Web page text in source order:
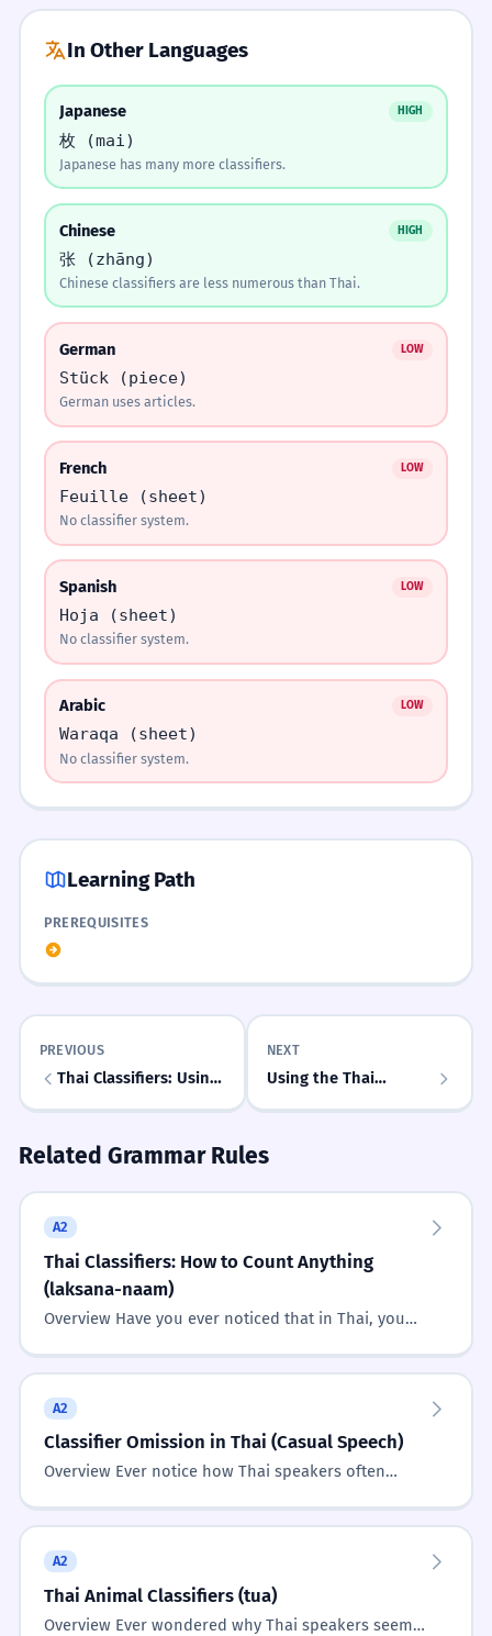
He has many important documents.
I left the big bag at the shop.
1
ใบประกาศนียบัตรใบนี้มีความหมาย
มาก
2 กรุณาใส่ของในถุงใบเล็ก
Please put items in the small bag.
เขามีบัตรสมาชิกหลายใบ
He has many membership cards.
4 จานใบนี้แตกแล้ว
This plate is broken.
1
การสะสมแสตมป์ใบหายากเป็นงาน
อดิเรกของเขา
Collecting rare stamps is his hobby.
2 ใบเสร็จใบนี้ไม่ถูกต้อง
This receipt is incorrect.
3 เธอถือใบปลิวใบใหญ่ไว้ในมือ
She held a large flyer in her hand.
1 ใบอนุญาตใบนี้มีอายุการใช้งานหนึ่งปี
This permit is valid for one year.
He sent a new invoice.
3
Each leaf has a different shape.
4 ใบรับรองใบนี้ออกโดยรัฐบาล
This certificate is issued by the government.
Easily Confused
Both are common classifiers.
Visual Association
Imagine a giant leaf (ใบไม้) that turns into a
plate, then a bag. They all share the same 'flat'
soul.
Rhyme
Flat or round, thin or wide, use 'ใบ' by your
A chef holds a plate (จานใบหนึ่ง). He puts a leaf
bag (ถุงใบใหญ่). Everything uses 'ใบ'!
WORD WEB
Challenge
Find 5 flat objects in your room and say their
names with 'ใบ'.
Cultural Notes
Did You Know?
Conversation Starters
Journal Prompts
List 5 things in your bag using 'ใบ'.
ใบ ตัว คน
FAQ
Can I use 'ใบ' for everything?
Scaffolded Practice
1
2
3
3
4
4
Mastery Progress
Needs Practice
In Other Languages
Japanese HIGH
枚 (mai)
Japanese has many more classifiers.
Chinese HIGH
张 (zhāng)
Chinese classifiers are less numerous than Thai.
German LOW
Stück (piece)
German uses articles.
French LOW
Feuille (sheet)
No classifier system.
Spanish LOW
Hoja (sheet)
No classifier system.
Arabic LOW
Waraqa (sheet)
No classifier system.
Learning Path
PREREQUISITES
PREVIOUS
Thai Classifiers: Using
NEXT
Using the Thai
Related Grammar Rules
A2
Thai Classifiers: How to Count Anything
(laksana-naam)
Overview Have you ever noticed that in Thai, you
A2
Classifier Omission in Thai (Casual Speech)
Overview Ever notice how Thai speakers often
A2
Thai Animal Classifiers (tua)
Overview Ever wondered why Thai speakers seem